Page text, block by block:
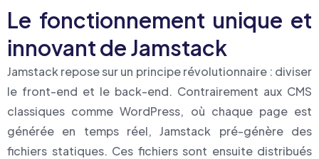
Le fonctionnement unique et
innovant de Jamstack
Jamstack repose sur un principe révolutionnaire : diviser
le front-end et le back-end. Contrairement aux CMS
classiques comme WordPress, où chaque page est
générée en temps réel, Jamstack pré-génère des
fichiers statiques. Ces fichiers sont ensuite distribués